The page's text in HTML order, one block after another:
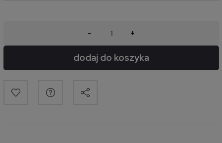
- +
dodaj do koszyka